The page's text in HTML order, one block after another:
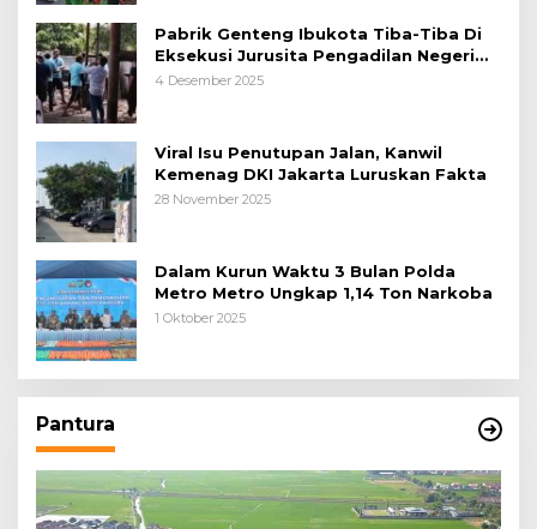
Pabrik Genteng Ibukota Tiba-Tiba Di
Eksekusi Jurusita Pengadilan Negeri
Tangerang, Diduga Cacat Hukum Sejak
4 Desember 2025
Viral Isu Penutupan Jalan, Kanwil
Kemenag DKI Jakarta Luruskan Fakta
28 November 2025
Dalam Kurun Waktu 3 Bulan Polda
Metro Metro Ungkap 1,14 Ton Narkoba
1 Oktober 2025
Pantura